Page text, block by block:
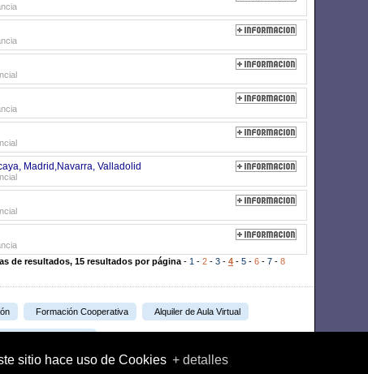
sitio hace uso de Cookies + detalles
Madrid,Navarra, Valladolid
de resultados, 15 resultados por página - 1 - 2 - 3 - 4 - 5 - 6 - 7 - 8
Formación Cooperativa Alquiler de Aula Virtual
922245 © 2002-2026 Portal Formativo S.L.U.